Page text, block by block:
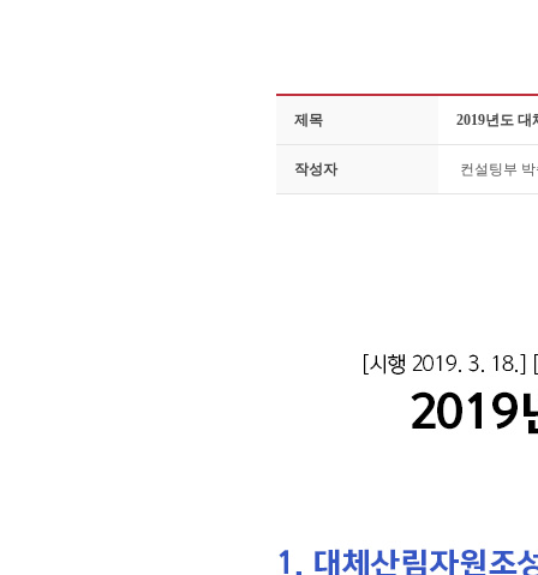
제목 2019년도
작성자 컨설팅부